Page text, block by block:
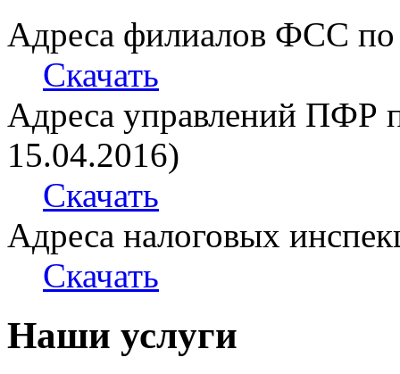
Адреса филиалов ФСС по
Скачать
Адреса управлений ПФР
15.04.2016)
Скачать
Адреса налоговых
Скачать
Наши услуги